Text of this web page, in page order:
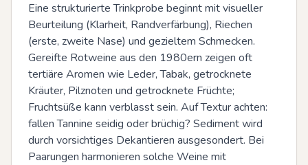
Eine strukturierte Trinkprobe beginnt mit visueller
Beurteilung (Klarheit, Randverfärbung), Riechen
(erste, zweite Nase) und gezieltem Schmecken.
Gereifte Rotweine aus den 1980ern zeigen oft
tertiäre Aromen wie Leder, Tabak, getrocknete
Kräuter, Pilznoten und getrocknete Früchte;
Fruchtsüße kann verblasst sein. Auf Textur achten:
fallen Tannine seidig oder brüchig? Sediment wird
durch vorsichtiges Dekantieren ausgesondert. Bei
Paarungen harmonieren solche Weine mit